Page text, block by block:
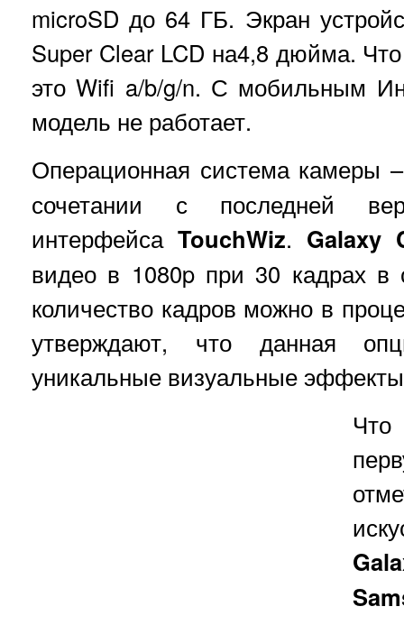
microSD до 64 ГБ. Экран
Super Clear LCD на4,8 дюйма.
это Wifi a/b/g/n. С мобильным
модель не работает.
Операционная система камеры
сочетании с последней
интерфейса TouchWiz. Galaxy
видео в 1080p при 30 кадрах в
количество кадров можно в
утверждают, что данная
уникальные визуальные